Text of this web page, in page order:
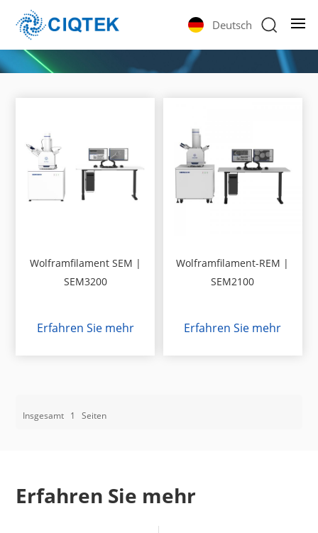
Deutsch
Wolframfilament SEM |
SEM3200
Erfahren Sie mehr
Wolframfilament-REM |
SEM2100
Erfahren Sie mehr
Insgesamt 1 Seiten
Erfahren Sie mehr